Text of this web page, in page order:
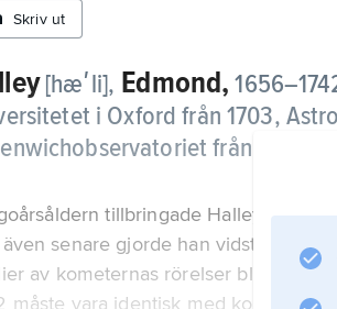
Skriv ut
[hæʹli], Edmond,
i Oxford från 1703,
från 1720.
tillbringade Halley två år
senare gjorde han vidsträckta
av kometernas rörelser blev
måste vara identisk med kometer